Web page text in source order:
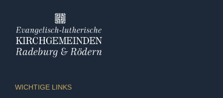
WICHTIGE LINKS